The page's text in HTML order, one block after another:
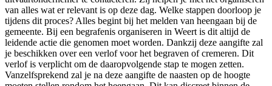
van alles wat er relevant is op deze dag. Welke stappen doorloop je
tijdens dit proces? Alles begint bij het melden van heengaan bij de
gemeente. Bij een begrafenis organiseren in Weert is dit altijd de
leidende actie die genomen moet worden. Dankzij deze aangifte zal
je beschikken over een verlof voor het begraven of cremeren. Dit
verlof is verplicht om de daaropvolgende stap te mogen zetten.
Vanzelfsprekend zal je na deze aangifte de naasten op de hoogte